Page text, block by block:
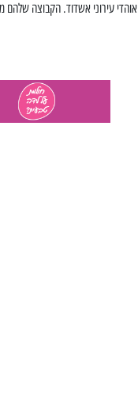
אוהדי עירוני אשדוד. הקבוצה שלהם